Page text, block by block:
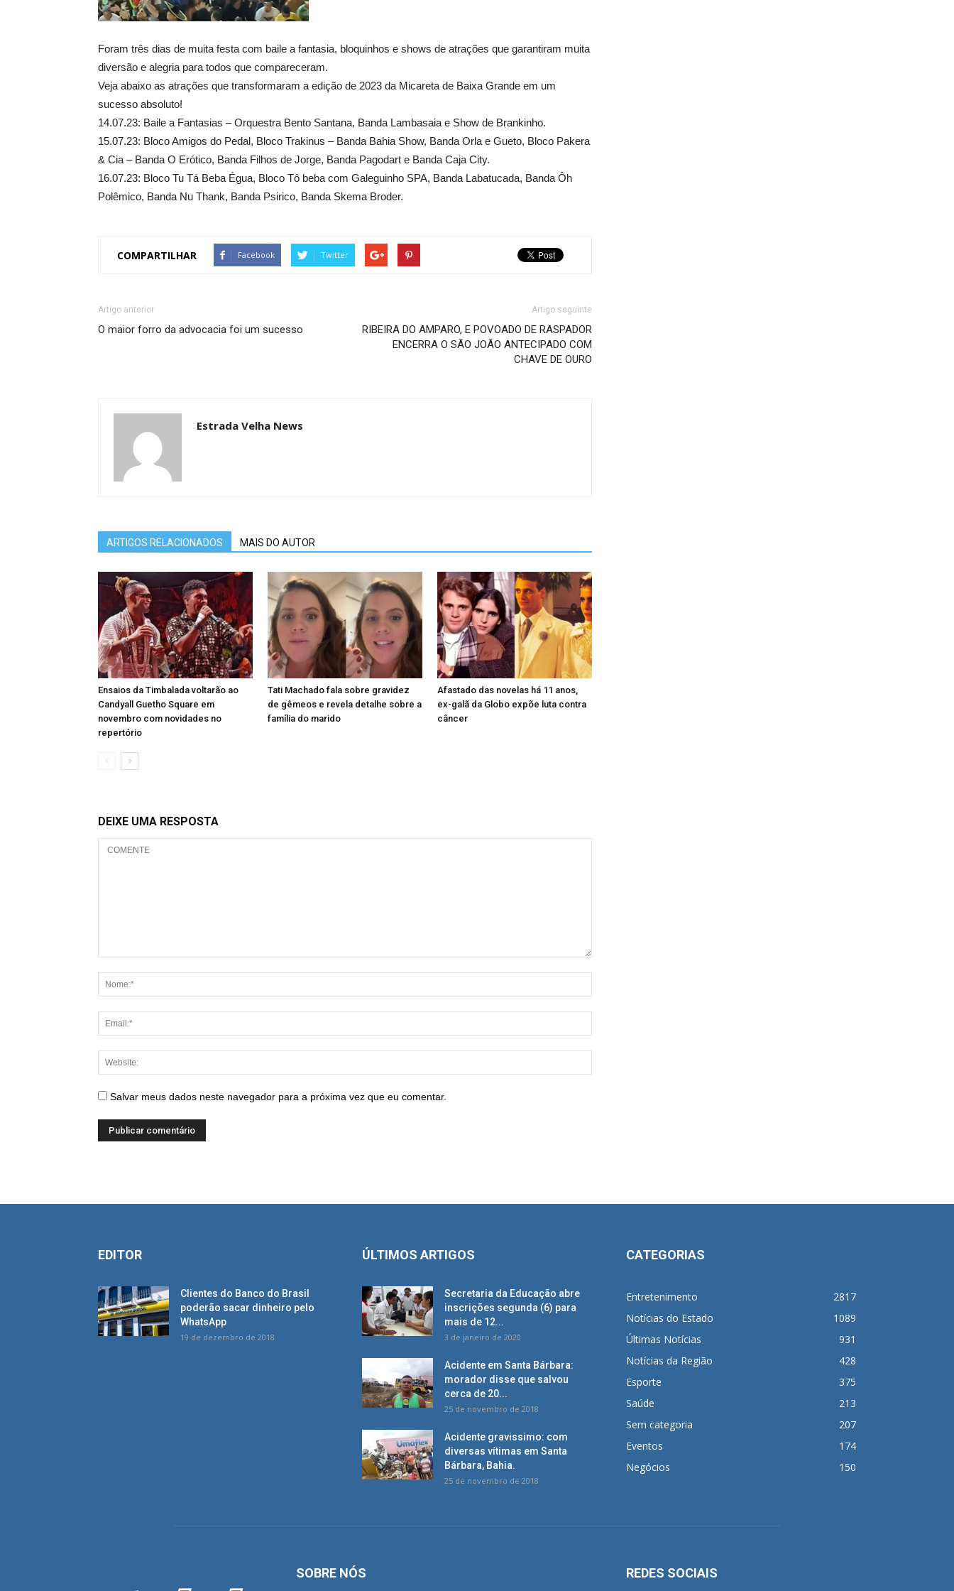
Foram três dias de muita festa com baile a fantasia, bloquinhos e shows de atrações que garantiram muita
diversão e alegria para todos que compareceram.
Veja abaixo as atrações que transformaram a edição de 2023 da Micareta de Baixa Grande em um
sucesso absoluto!
14.07.23: Baile a Fantasias – Orquestra Bento Santana, Banda Lambasaia e Show de Brankinho.
15.07.23: Bloco Amigos do Pedal, Bloco Trakinus – Banda Bahia Show, Banda Orla e Gueto, Bloco Pakera
& Cia – Banda O Erótico, Banda Filhos de Jorge, Banda Pagodart e Banda Caja City.
16.07.23: Bloco Tu Tá Beba Égua, Bloco Tô beba com Galeguinho SPA, Banda Labatucada, Banda Ôh
Polêmico, Banda Nu Thank, Banda Psirico, Banda Skema Broder.
COMPARTILHAR Facebook Twitter
Artigo anterior
O maior forro da advocacia foi um sucesso
Artigo seguinte
RIBEIRA DO AMPARO, E POVOADO DE RASPADOR
ENCERRA O SÃO JOÃO ANTECIPADO COM
CHAVE DE OURO
Estrada Velha News
ARTIGOS RELACIONADOS MAIS DO AUTOR
Ensaios da Timbalada voltarão ao
Candyall Guetho Square em
novembro com novidades no
repertório
Tati Machado fala sobre gravidez
de gêmeos e revela detalhe sobre a
família do marido
Afastado das novelas há 11 anos,
ex-galã da Globo expõe luta contra
câncer
DEIXE UMA RESPOSTA
Salvar meus dados neste navegador para a próxima vez que eu comentar.
EDITOR
Clientes do Banco do Brasil
poderão sacar dinheiro pelo
WhatsApp
19 de dezembro de 2018
ÚLTIMOS ARTIGOS
Secretaria da Educação abre
inscrições segunda (6) para
mais de 12...
3 de janeiro de 2020
Acidente em Santa Bárbara:
morador disse que salvou
cerca de 20...
25 de novembro de 2018
Acidente gravissimo: com
diversas vítimas em Santa
Bárbara, Bahia.
25 de novembro de 2018
CATEGORIAS
Entretenimento
2817
Notícias do Estado
1089
Últimas Notícias
931
Notícias da Região
428
Esporte
375
Saúde
213
Sem categoria
207
Eventos
174
Negócios
150
SOBRE NÓS REDES SOCIAIS